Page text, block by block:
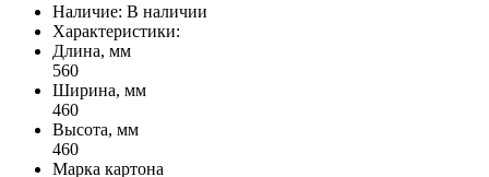
Наличие: В наличии
Характеристики:
Длина, мм
560
Ширина, мм
460
Высота, мм
460
Марка картона